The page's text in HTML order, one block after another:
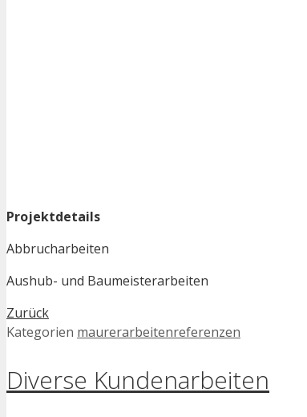
Projektdetails
Abbrucharbeiten
Aushub- und Baumeisterarbeiten
Zurück
Kategorien maurerarbeitenreferenzen
Diverse Kundenarbeiten